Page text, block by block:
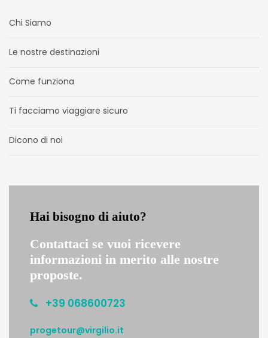
Chi Siamo
Le nostre destinazioni
Come funziona
Ti facciamo viaggiare sicuro
Dicono di noi
Hai bisogno di aiuto?
Contattaci se vuoi ricevere
informazioni in merito alle nostre
proposte.
+39 068600723
progetour@virgilio.it